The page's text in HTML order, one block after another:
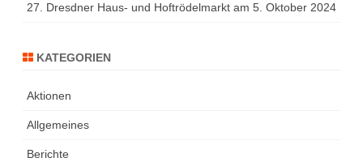
27. Dresdner Haus- und Hoftrödelmarkt am 5. Oktober 2024
KATEGORIEN
Aktionen
Allgemeines
Berichte